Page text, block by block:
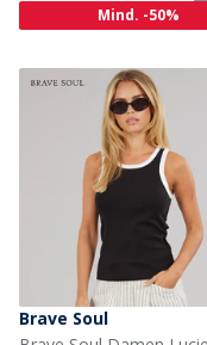
Mind. -50%
Brave Soul